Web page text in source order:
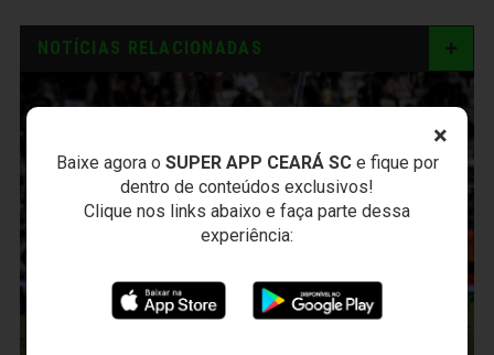
×
Baixe agora o SUPER APP CEARÁ SCe fique por
dentro de conteúdos exclusivos!
Clique nos links abaixo e faça parte dessa
experiência:
NOTÍCIAS RELACIONADAS